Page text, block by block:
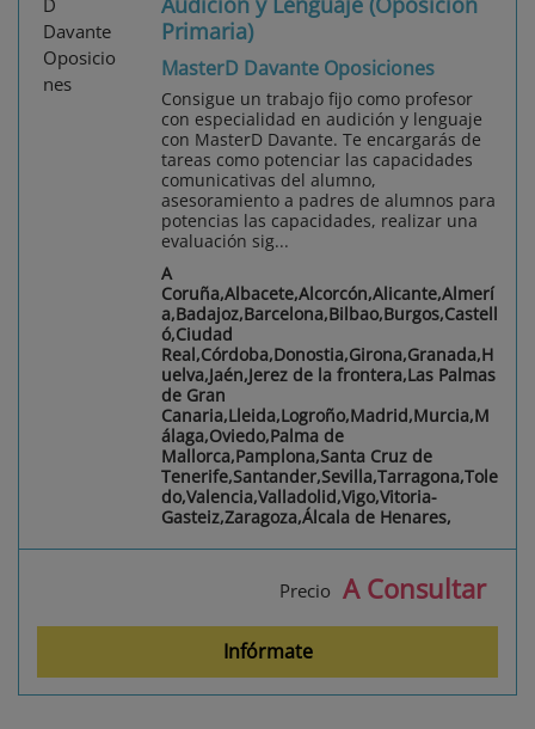
Primaria)
MasterD Davante Oposiciones
Consigue un trabajo fijo como profesor
con especialidad en audición y lenguaje
con MasterD Davante. Te encargarás de
tareas como potenciar las capacidades
comunicativas del alumno,
asesoramiento a padres de alumnos para
potencias las capacidades, realizar una
evaluación sig...
A
Coruña,Albacete,Alcorcón,Alicante,Almerí
a,Badajoz,Barcelona,Bilbao,Burgos,Castell
ó,Ciudad
Real,Córdoba,Donostia,Girona,Granada,H
uelva,Jaén,Jerez de la frontera,Las Palmas
de Gran
Canaria,Lleida,Logroño,Madrid,Murcia,M
álaga,Oviedo,Palma de
Mallorca,Pamplona,Santa Cruz de
Tenerife,Santander,Sevilla,Tarragona,Tole
do,Valencia,Valladolid,Vigo,Vitoria-
Gasteiz,Zaragoza,Álcala de Henares,
Precio A Consultar
Infórmate